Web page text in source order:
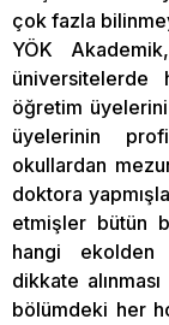
çok fazla
YÖK
öğretim
üyelerinin
okullardan
doktora
etmişler bütün
hangi ekolden
dikkate
bölümdeki her